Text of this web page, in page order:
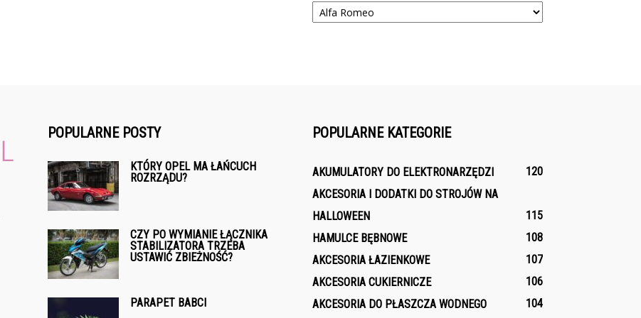
POPULARNE POSTY
KTÓRY OPEL MA ŁAŃCUCH
ROZRZĄDU?
CZY PO WYMIANIE ŁĄCZNIKA
STABILIZATORA TRZEBA
USTAWIĆ ZBIEŻNOŚĆ?
PARAPET BABCI
POPULARNE KATEGORIE
AKUMULATORY DO ELEKTRONARZĘDZI
120
AKCESORIA I DODATKI DO STROJÓW NA
HALLOWEEN
115
HAMULCE BĘBNOWE
108
AKCESORIA ŁAZIENKOWE
107
AKCESORIA CUKIERNICZE
106
AKCESORIA DO PŁASZCZA WODNEGO
104